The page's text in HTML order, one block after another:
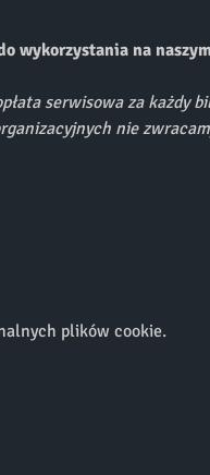
wykorzystania na
serwisowa za każdy
nie
plików cookie.